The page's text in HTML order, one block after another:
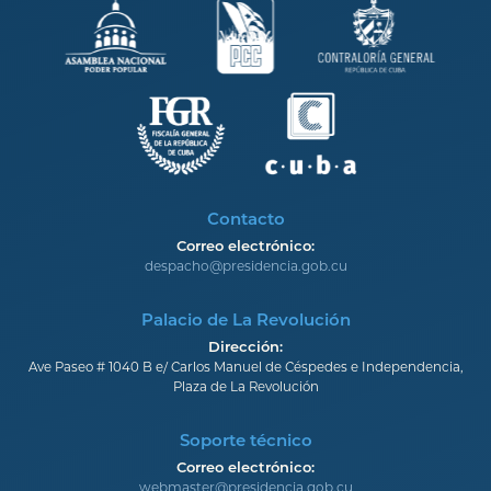
Contacto
Correo electrónico:
despacho@presidencia.gob.cu
Palacio de La Revolución
Dirección:
Ave Paseo # 1040 B e/ Carlos Manuel de Céspedes e Independencia,
Plaza de La Revolución
Soporte técnico
Correo electrónico:
webmaster@presidencia.gob.cu